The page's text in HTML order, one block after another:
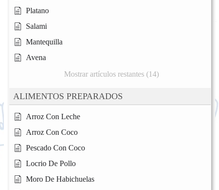
Platano
Salami
Mantequilla
Avena
Mostrar artículos restantes (14)
ALIMENTOS PREPARADOS
Arroz Con Leche
Arroz Con Coco
Pescado Con Coco
Locrio De Pollo
Moro De Habichuelas